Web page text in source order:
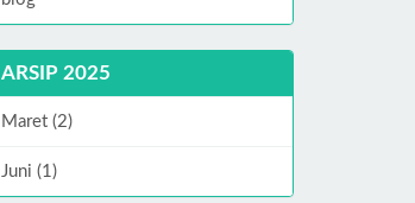
ARSIP 2025
Maret (2)
Juni (1)